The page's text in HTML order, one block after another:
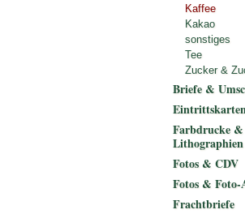
Kaffee
Kakao
sonstiges
Tee
Zucker &
Briefe &
Farbdrucke &
Lithographien
Fotos & CDV
Fotos &
Frachtbriefe